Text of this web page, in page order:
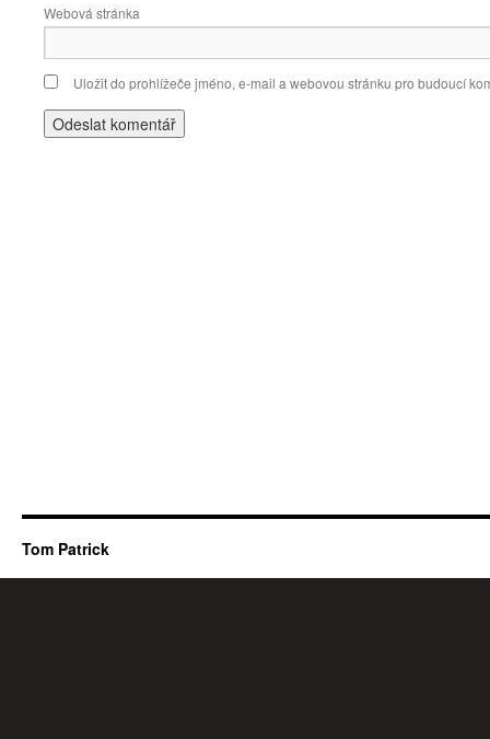
Webová stránka
Uložit do prohlížeče jméno, e-mail a webovou stránku pro budoucí
Tom Patrick